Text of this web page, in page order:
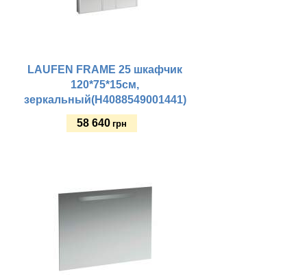
LAUFEN FRAME 25 шкафчик
120*75*15см,
зеркальный(H4088549001441)
58 640 грн